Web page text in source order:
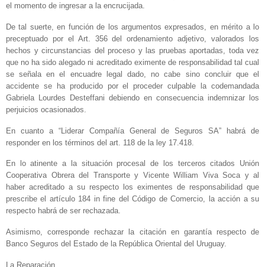
el momento de ingresar a la encrucijada.
De tal suerte, en función de los argumentos expresados, en mérito a lo
preceptuado por el Art. 356 del ordenamiento adjetivo, valorados los
hechos y circunstancias del proceso y las pruebas aportadas, toda vez
que no ha sido alegado ni acreditado eximente de responsabilidad tal cual
se señala en el encuadre legal dado, no cabe sino concluir que el
accidente se ha producido por el proceder culpable la codemandada
Gabriela Lourdes Desteffani debiendo en consecuencia indemnizar los
perjuicios ocasionados.
En cuanto a “Liderar Compañía General de Seguros SA” habrá de
responder en los términos del art. 118 de la ley 17.418.
En lo atinente a la situación procesal de los terceros citados Unión
Cooperativa Obrera del Transporte y Vicente William Viva Soca y al
haber acreditado a su respecto los eximentes de responsabilidad que
prescribe el artículo 184 in fine del Código de Comercio, la acción a su
respecto habrá de ser rechazada.
Asimismo, corresponde rechazar la citación en garantía respecto de
Banco Seguros del Estado de la República Oriental del Uruguay.
La Reparación